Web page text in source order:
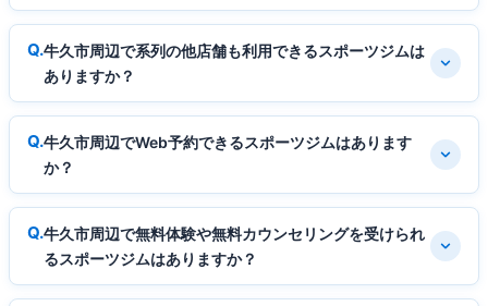
牛久市周辺で系列の他店舗も利用できるスポーツジムは
ありますか？
牛久市周辺でWeb予約できるスポーツジムはあります
か？
牛久市周辺で無料体験や無料カウンセリングを受けられ
るスポーツジムはありますか？